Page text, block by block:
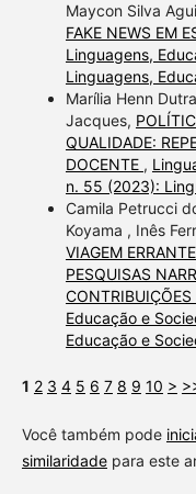
Maycon Silva
FAKE NEWS EM
Linguagens,
Linguagens,
Marília Henn
Jacques,
QUALIDADE:
DOCENTE ,
n. 55 (2023):
Camila Petrucci
Koyama , Inês
VIAGEM
PESQUISAS
Educação e
Educação e
1 2 3 4 5 6 7 8 9 10 >
Você também pode
similaridadepara este